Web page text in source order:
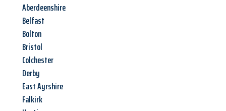
Aberdeenshire
Belfast
Bolton
Bristol
Colchester
Derby
East Ayrshire
Falkirk